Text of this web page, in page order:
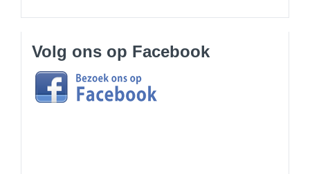
Volg ons op Facebook